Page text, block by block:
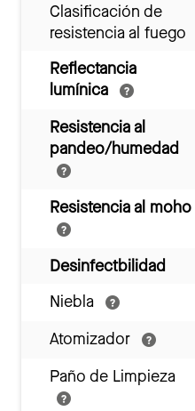
Clasificación de
resistencia al fuego
Reflectancia
lumínica
Resistencia al
pandeo/humedad
Resistencia al moho
Desinfectbilidad
Niebla
Atomizador
Paño de Limpieza